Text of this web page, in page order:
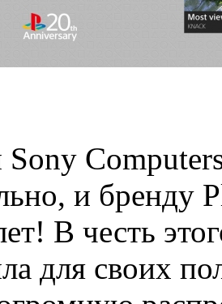
и бренду
В честь
для своих